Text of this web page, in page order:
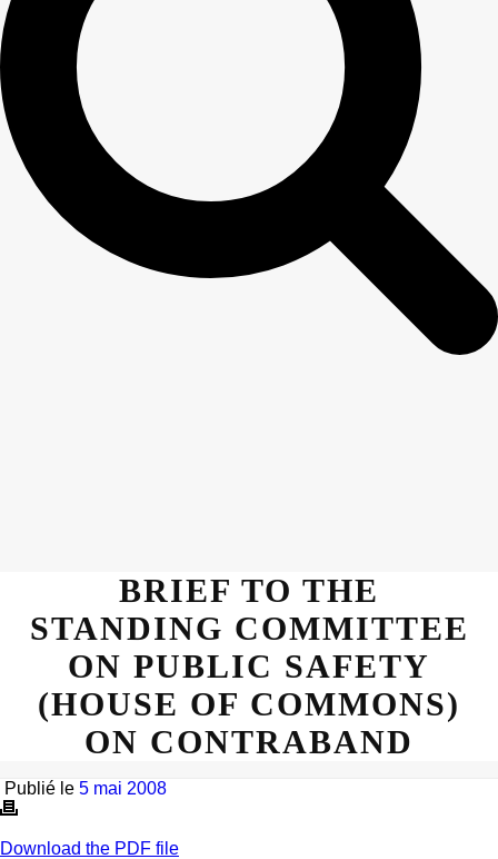
BRIEF TO THE
STANDING COMMITTEE
ON PUBLIC SAFETY
(HOUSE OF COMMONS)
ON CONTRABAND
Publié le 5 mai 2008
Download the PDF file